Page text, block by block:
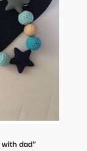
dad"